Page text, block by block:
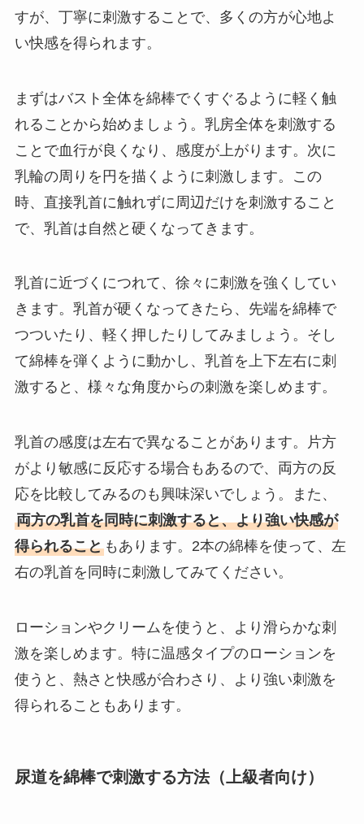
すが、丁寧に刺激することで、多くの方が心地よ
い快感を得られます。
まずはバスト全体を綿棒でくすぐるように軽く触
れることから始めましょう。乳房全体を刺激する
ことで血行が良くなり、感度が上がります。次に
乳輪の周りを円を描くように刺激します。この
時、直接乳首に触れずに周辺だけを刺激すること
で、乳首は自然と硬くなってきます。
乳首に近づくにつれて、徐々に刺激を強くしてい
きます。乳首が硬くなってきたら、先端を綿棒で
つついたり、軽く押したりしてみましょう。そし
て綿棒を弾くように動かし、乳首を上下左右に刺
激すると、様々な角度からの刺激を楽しめます。
乳首の感度は左右で異なることがあります。片方
がより敏感に反応する場合もあるので、両方の反
応を比較してみるのも興味深いでしょう。また、
両方の乳首を同時に刺激すると、より強い快感が
得られることもあります。2本の綿棒を使って、左
右の乳首を同時に刺激してみてください。
ローションやクリームを使うと、より滑らかな刺
激を楽しめます。特に温感タイプのローションを
使うと、熱さと快感が合わさり、より強い刺激を
得られることもあります。
尿道を綿棒で刺激する方法（上級者向け）